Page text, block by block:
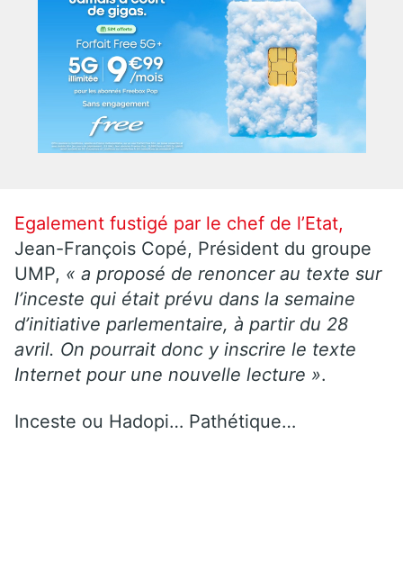
Egalement fustigé par le chef de l’Etat,
Jean-François Copé, Président du groupe
UMP, « a proposé de renoncer au texte sur
l’inceste qui était prévu dans la semaine
d’initiative parlementaire, à partir du 28
avril. On pourrait donc y inscrire le texte
Internet pour une nouvelle lecture ».
Inceste ou Hadopi… Pathétique…